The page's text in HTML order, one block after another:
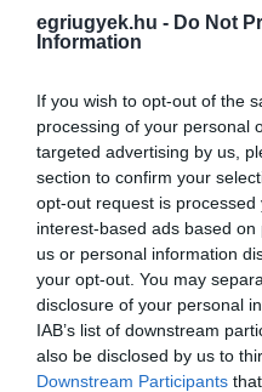
egriugyek.hu - Do Not
Information
If you wish to opt-out of the
processing of your personal
targeted advertising by us,
section to confirm your
opt-out request is
interest-based ads based
us or personal information
your opt-out. You may
disclosure of your personal
IAB’s list of downstream
also be disclosed by us to
Downstream Participants
Elhangzott: az
és a társaságok
biztonságosabbá,
közgyűlés a
tervet fogad el,
felelősökkel
frissítését, a
és a belső
átvilágítás